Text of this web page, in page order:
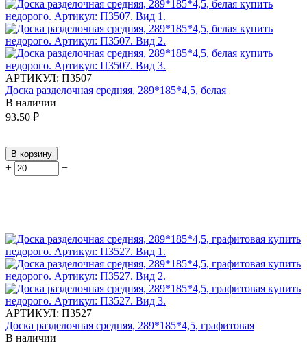
АРТИКУЛ: П3507
Доска разделочная средняя, 289*185*4,5, белая
В наличии
93.50 ₽
В корзину
+ −
АРТИКУЛ: П3527
Доска разделочная средняя, 289*185*4,5, графитовая
В наличии